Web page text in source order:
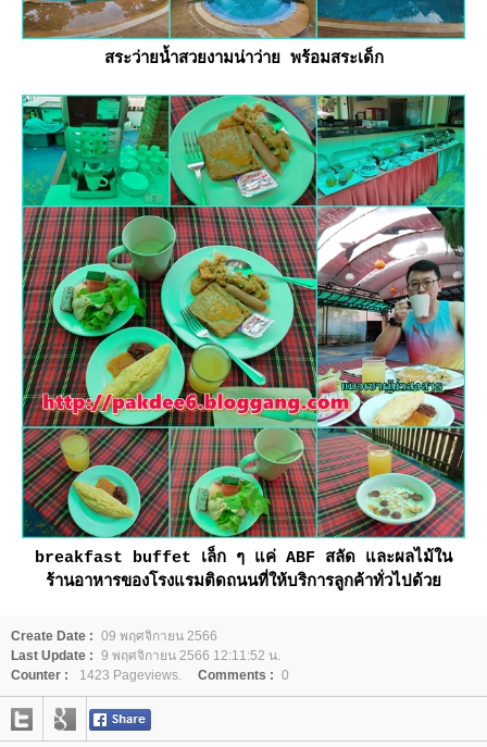
สระว่ายน้ำสวยงามน่าว่าย พร้อมสระเด็ก
breakfast buffet เล็ก ๆ แค่ ABF สลัด และผลไม้ใน
ร้านอาหารของโรงแรมติดถนนที่ให้บริการลูกค้าทั่วไปด้ว
Create Date : 09 พฤศจิกายน 2566
Last Update : 9 พฤศจิกายน 2566 12:11:52 น.
Counter :
1423 Pageviews. Comments : 0